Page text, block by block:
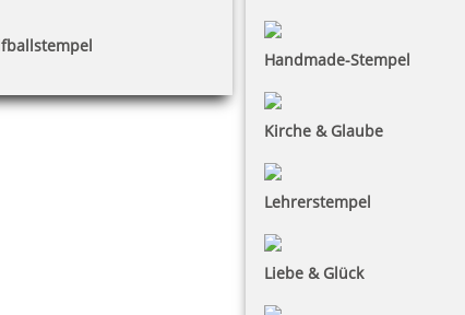
Handmade-Stempel
Kirche & Glaube
Lehrerstempel
Liebe & Glück